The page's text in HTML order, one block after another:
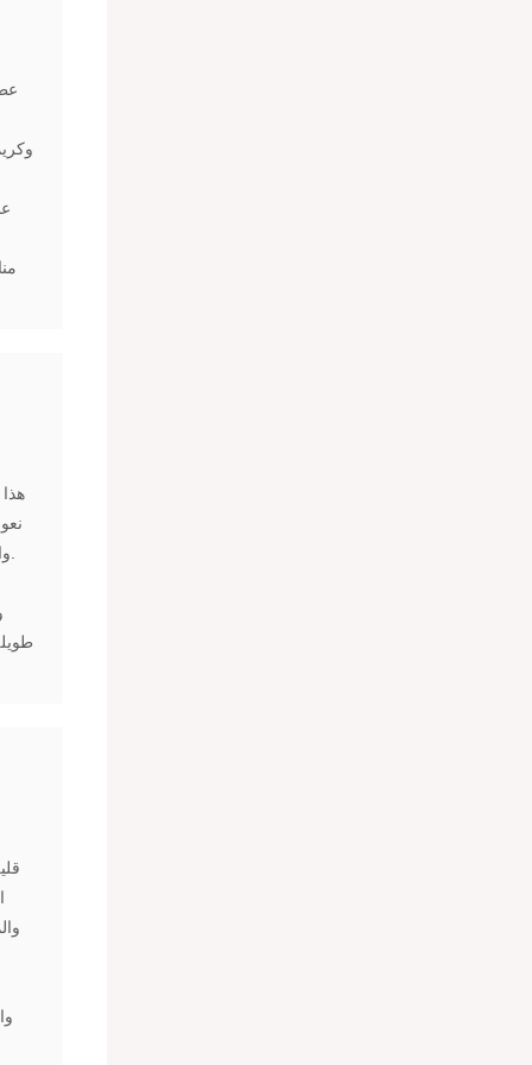
والفانيليا الداكنة، يُضفي عطر "ون مليون إليكسير" هالةً حسيةً قويةً.